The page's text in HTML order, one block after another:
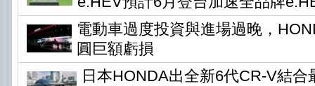
電動車過度投資與進場過晚，
圓巨額虧損
日本HONDA出全新6代CR-V結合